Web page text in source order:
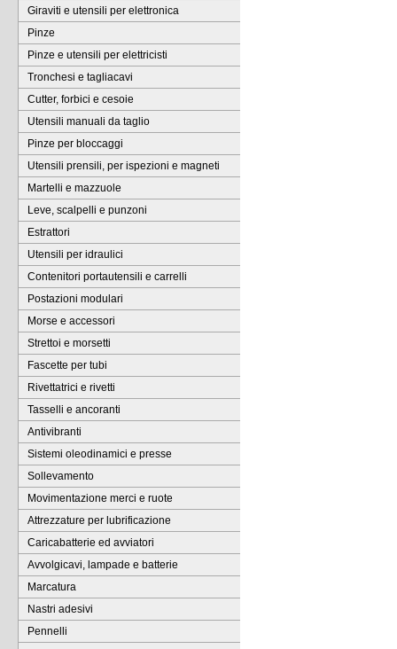
Giraviti e utensili per elettronica
Pinze
Pinze e utensili per elettricisti
Tronchesi e tagliacavi
Cutter, forbici e cesoie
Utensili manuali da taglio
Pinze per bloccaggi
Utensili prensili, per ispezioni e magneti
Martelli e mazzuole
Leve, scalpelli e punzoni
Estrattori
Utensili per idraulici
Contenitori portautensili e carrelli
Postazioni modulari
Morse e accessori
Strettoi e morsetti
Fascette per tubi
Rivettatrici e rivetti
Tasselli e ancoranti
Antivibranti
Sistemi oleodinamici e presse
Sollevamento
Movimentazione merci e ruote
Attrezzature per lubrificazione
Caricabatterie ed avviatori
Avvolgicavi, lampade e batterie
Marcatura
Nastri adesivi
Pennelli